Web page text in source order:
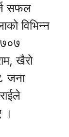
सफल
विभिन्न
खैरो
जना
।